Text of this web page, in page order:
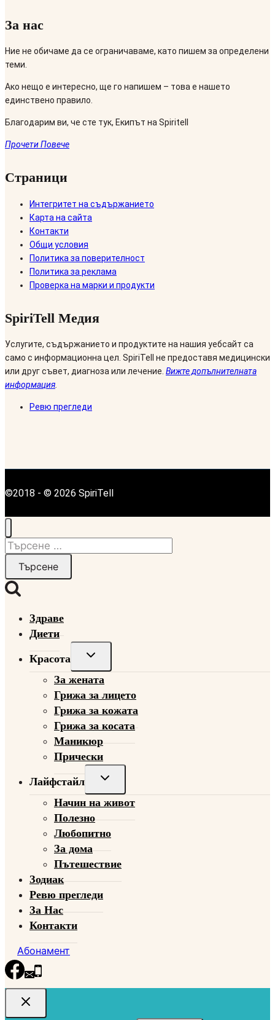
За нас
Ние не обичаме да се ограничаваме, като пишем за определени
теми.
Ако нещо е интересно, ще го напишем – това е нашето
единствено правило.
Благодарим ви, че сте тук, Екипът на Spiritell
Прочети Повече
Страници
Интегритет на съдържанието
Карта на сайта
Контакти
Общи условия
Политика за поверителност
Политика за реклама
Проверка на марки и продукти
SpiriTell Медия
Услугите, съдържанието и продуктите на нашия уебсайт са
само с информационна цел. SpiriTell не предоставя медицински
или друг съвет, диагноза или лечение. Вижте допълнителната
информация
Ревю прегледи
©2018 - © 2026 SpiriTell
Търсене
Здраве
Диети
Красота
Toggle
child
menu
За жената
Грижа за лицето
Грижа за кожата
Грижа за косата
Маникюр
Прически
Лайфстайл
Toggle
child
menu
Начин на живот
Полезно
Любопитно
За дома
Пътешествие
Зодиак
Ревю прегледи
За Нас
Контакти
Абонамент